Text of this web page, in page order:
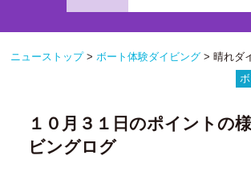
ニューストップ> ボート体験ダイビング> 晴れダ
１０月３１日のポイントの
ビングログ